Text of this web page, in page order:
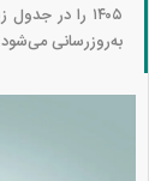
۱۴۰۵ را در
به‌روز‌رسانی